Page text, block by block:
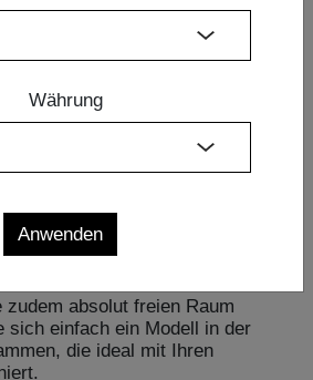
Holztischen Wert auf
Design Tische von vitamin
Bei den vielfältigen
von mehr als 60 Modellen
zudem absolut freien Raum
sich einfach ein Modell in der
die ideal mit Ihren
Währung